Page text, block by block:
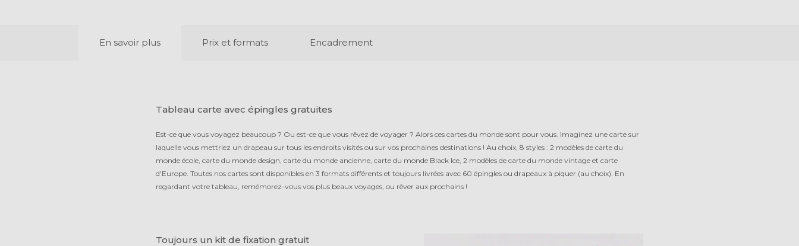
En savoir plus Prix et formats Encadrement
Tableau carte avec épingles gratuites
Est-ce que vous voyagez beaucoup ? Ou est-ce que vous rêvez de voyager ? Alors ces cartes du monde sont pour vous. Imaginez une carte sur
laquelle vous mettriez un drapeau sur tous les endroits visités ou sur vos prochaines destinations ! Au choix, 8 styles : 2 modèles de carte du
monde école, carte du monde design, carte du monde ancienne, carte du monde Black Ice, 2 modèles de carte du monde vintage et carte
d'Europe. Toutes nos cartes sont disponibles en 3 formats différents et toujours livrées avec 60 épingles ou drapeaux à piquer (au choix). En
regardant votre tableau, remémorez-vous vos plus beaux voyages, ou rêver aux prochains !
Toujours un kit de fixation gratuit